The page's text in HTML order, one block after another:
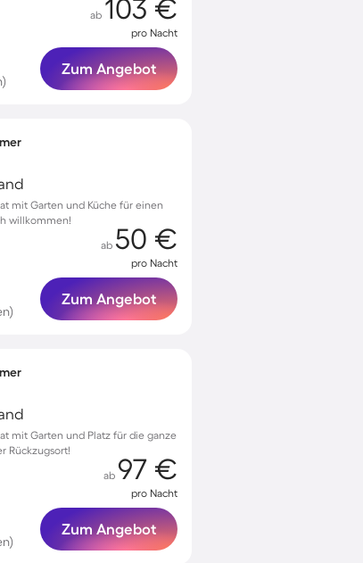
ab 103 €
pro Nacht
Zum Angebot
mit Garten und Küche für einen
willkommen!
ab 50 €
pro Nacht
Zum Angebot
mit Garten und Platz für die ganze
Rückzugsort!
ab 97 €
pro Nacht
Zum Angebot